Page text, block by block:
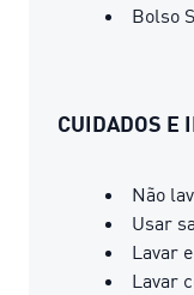
Bolso
CUIDADOS E
Não
Usar
Lavar
Lavar